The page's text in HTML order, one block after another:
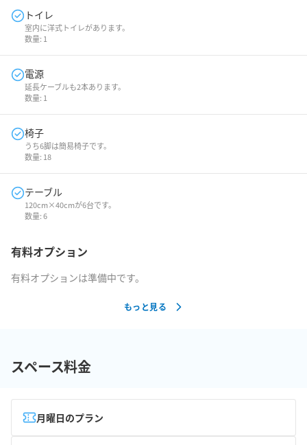
トイレ
室内に洋式トイレがあります。
数量: 1
電源
延長ケーブルも2本あります。
数量: 1
椅子
うち6脚は簡易椅子です。
数量: 18
テーブル
120cm×40cmが6台です。
数量:6
有料オプション
有料オプションは準備中です。
もっと見る
スペース料金
月曜日のプラン